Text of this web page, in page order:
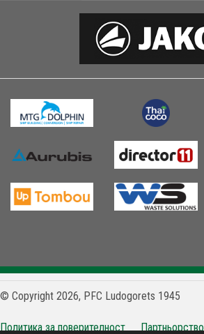
© Copyright 2026, PFC Ludogorets 1945
Политика за поверителност Партньорство